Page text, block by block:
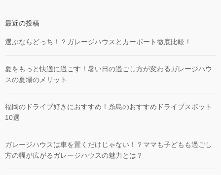
最近の投稿
選ぶならどっち！？ガレージハウスとカーポート徹底比較！
夏をもっと快適に過ごす！暑い日の過ごし方が変わるガレージハウ
スの夏場のメリット
福岡のドライブ好きにおすすめ！糸島のおすすめドライブスポット
10選
ガレージハウスは車を置くだけじゃない！？ママも子どもも過ごし
方の幅が広がるガレージハウスの魅力とは？